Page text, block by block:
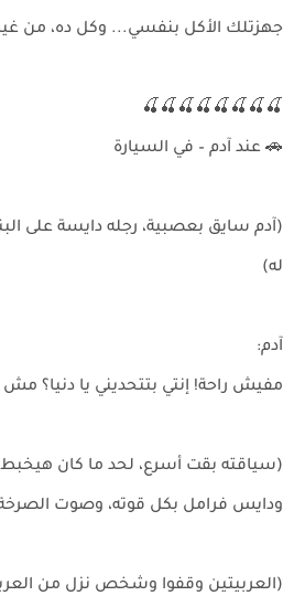
جهزتلك الأكل بنفسي... وكل ده، من
🍒🍒🍒🍒🍒🍒🍒🍒
🚗 عند آدم – في السيارة
(آدم سايق بعصبية، رجله دايسة على
له)
آدم:
مفيش راحة! إنتي بتتحديني يا دنيا؟ مش
(سياقته بقت أسرع، لحد ما كان هيخبط
ودايس فرامل بكل قوته، وصوت
(العربيتين وقفوا وشخص نزل من